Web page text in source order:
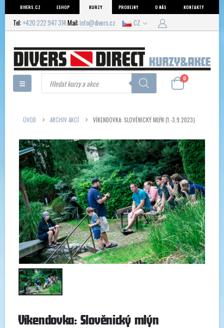
DIVERS.CZ ESHOP KURZY PRODEJNY O NÁS KONTAKTY
Tel: +420 222 947 314Mail:info@divers.cz CZ
Products
search 0
ÚVOD ARCHIV AKCÍ VÍKENDOVKA: SLOVĚNICKÝ MLÝN (1.-3.9.2023)
Víkendovka: Slověnický mlýn